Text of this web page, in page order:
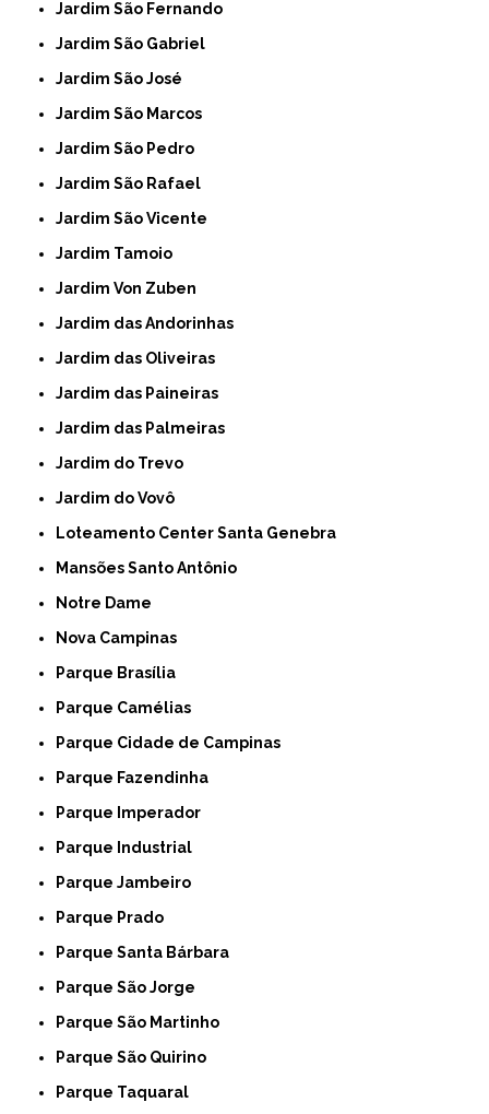
Jardim São Fernando
Jardim São Gabriel
Jardim São José
Jardim São Marcos
Jardim São Pedro
Jardim São Rafael
Jardim São Vicente
Jardim Tamoio
Jardim Von Zuben
Jardim das Andorinhas
Jardim das Oliveiras
Jardim das Paineiras
Jardim das Palmeiras
Jardim do Trevo
Jardim do Vovô
Loteamento Center Santa Genebra
Mansões Santo Antônio
Notre Dame
Nova Campinas
Parque Brasília
Parque Camélias
Parque Cidade de Campinas
Parque Fazendinha
Parque Imperador
Parque Industrial
Parque Jambeiro
Parque Prado
Parque Santa Bárbara
Parque São Jorge
Parque São Martinho
Parque São Quirino
Parque Taquaral